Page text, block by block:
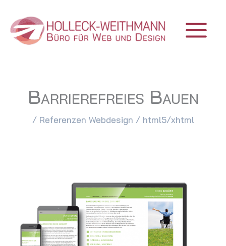
Inhalt
springen
Barrierefreies Bauen
/ Referenzen Webdesign / html5/xhtml